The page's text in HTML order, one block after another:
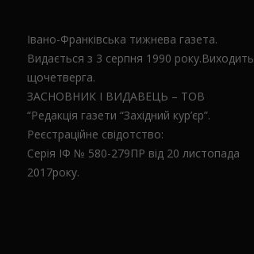
Івано-Франківська тижнева газета.
Видається з 3 серпня 1990 року.Виходить
щочетверга.
ЗАСНОВНИК І ВИДАВЕЦЬ – ТОВ
“Редакція газети “Західний кур’єр”.
Реєстраційне свідотство:
Серія ІФ № 580-279ПР від 20 листопада
2017року.